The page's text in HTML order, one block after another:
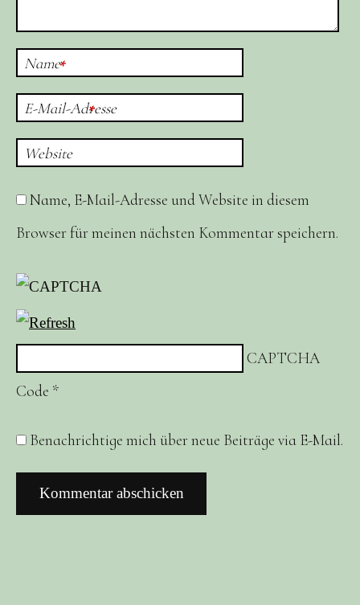
Name*
E-Mail-Adresse
*
Website
Name, E-Mail-Adresse und Website in diesem
Browser für meinen nächsten Kommentar speichern.
CAPTCHA
Code *
Benachrichtige mich über neue Beiträge via E-Mail.